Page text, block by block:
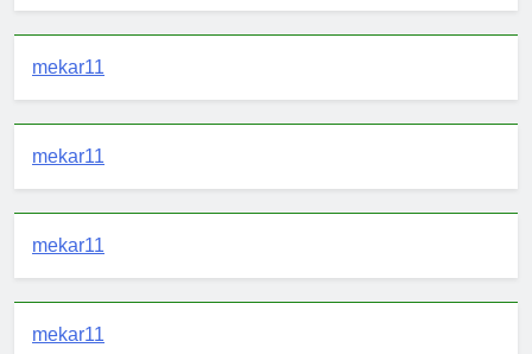
mekar11
mekar11
mekar11
mekar11